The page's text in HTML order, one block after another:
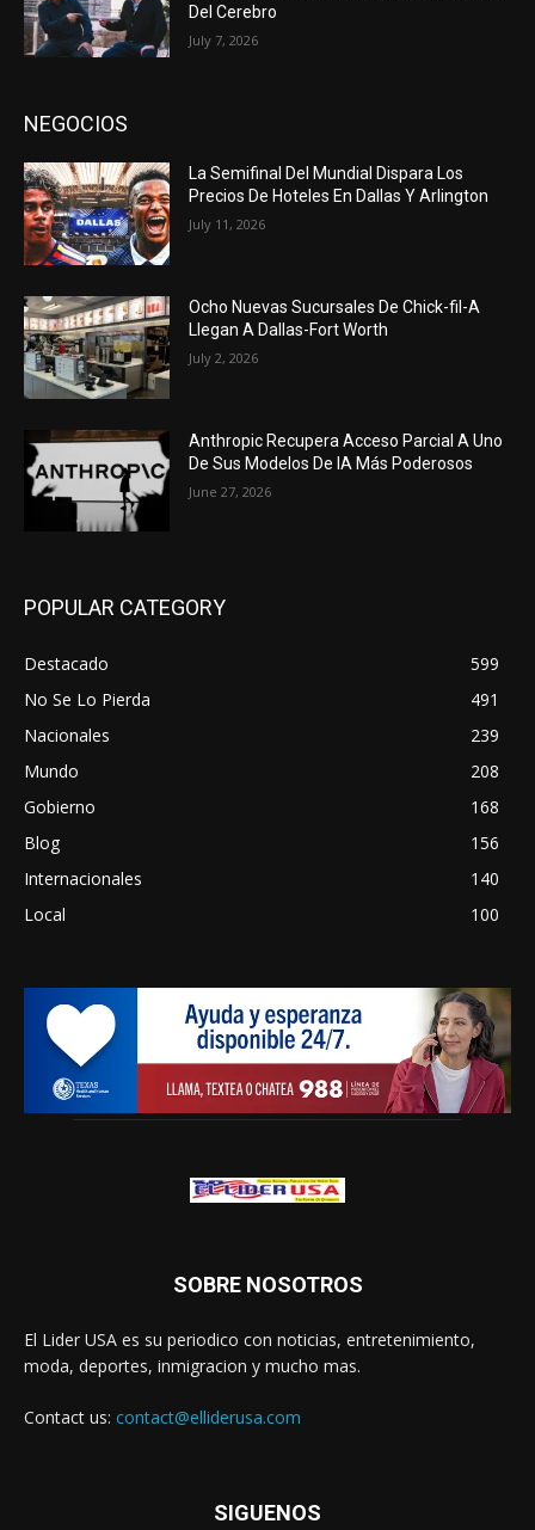
Del Cerebro
July 7, 2026
NEGOCIOS
La Semifinal Del Mundial Dispara Los
Precios De Hoteles En Dallas Y Arlington
July 11, 2026
Ocho Nuevas Sucursales De Chick-fil-A
Llegan A Dallas-Fort Worth
July 2, 2026
Anthropic Recupera Acceso Parcial A Uno
De Sus Modelos De IA Más Poderosos
June 27, 2026
POPULAR CATEGORY
Destacado
599
No Se Lo Pierda
491
Nacionales
239
Mundo
208
Gobierno
168
Blog
156
Internacionales
140
Local
100
SOBRE NOSOTROS
El Lider USA es su periodico con noticias, entretenimiento,
moda, deportes, inmigracion y mucho mas.
Contact us: contact@elliderusa.com
SIGUENOS